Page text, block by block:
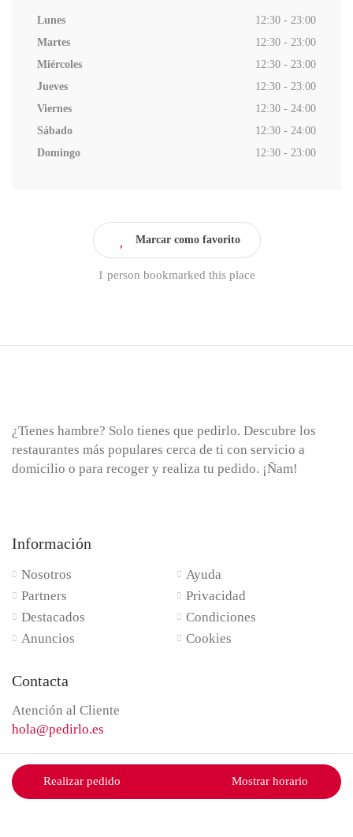
Lunes
12:30 - 23:00
Martes
12:30 - 23:00
Miércoles
12:30 - 23:00
Jueves
12:30 - 23:00
Viernes
12:30 - 24:00
Sábado
12:30 - 24:00
Domingo
12:30 - 23:00
Marcar como favorito
1 person bookmarked this place
¿Tienes hambre? Solo tienes que pedirlo. Descubre los
restaurantes más populares cerca de ti con servicio a
domicilio o para recoger y realiza tu pedido. ¡Ñam!
Información
Nosotros
Partners
Destacados
Anuncios
Ayuda
Privacidad
Condiciones
Cookies
Contacta
Atención al Cliente
hola@pedirlo.es
Realizar pedido Mostrar horario